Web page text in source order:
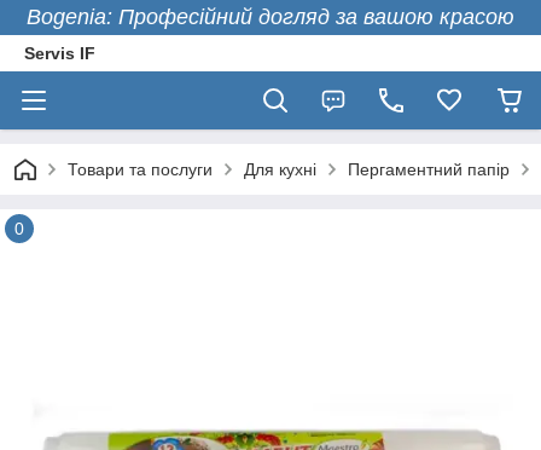
Bogenia: Професійний догляд за вашою красою
Servis IF
Товари та послуги Для кухні Пергаментний папір
0